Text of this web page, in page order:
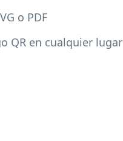
o PDF
QR en cualquier lugar